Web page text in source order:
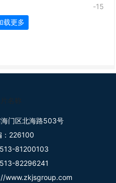
-15
载更多
门区北海路503号
：226100
81200103
82296241
www.zkjsgroup.com